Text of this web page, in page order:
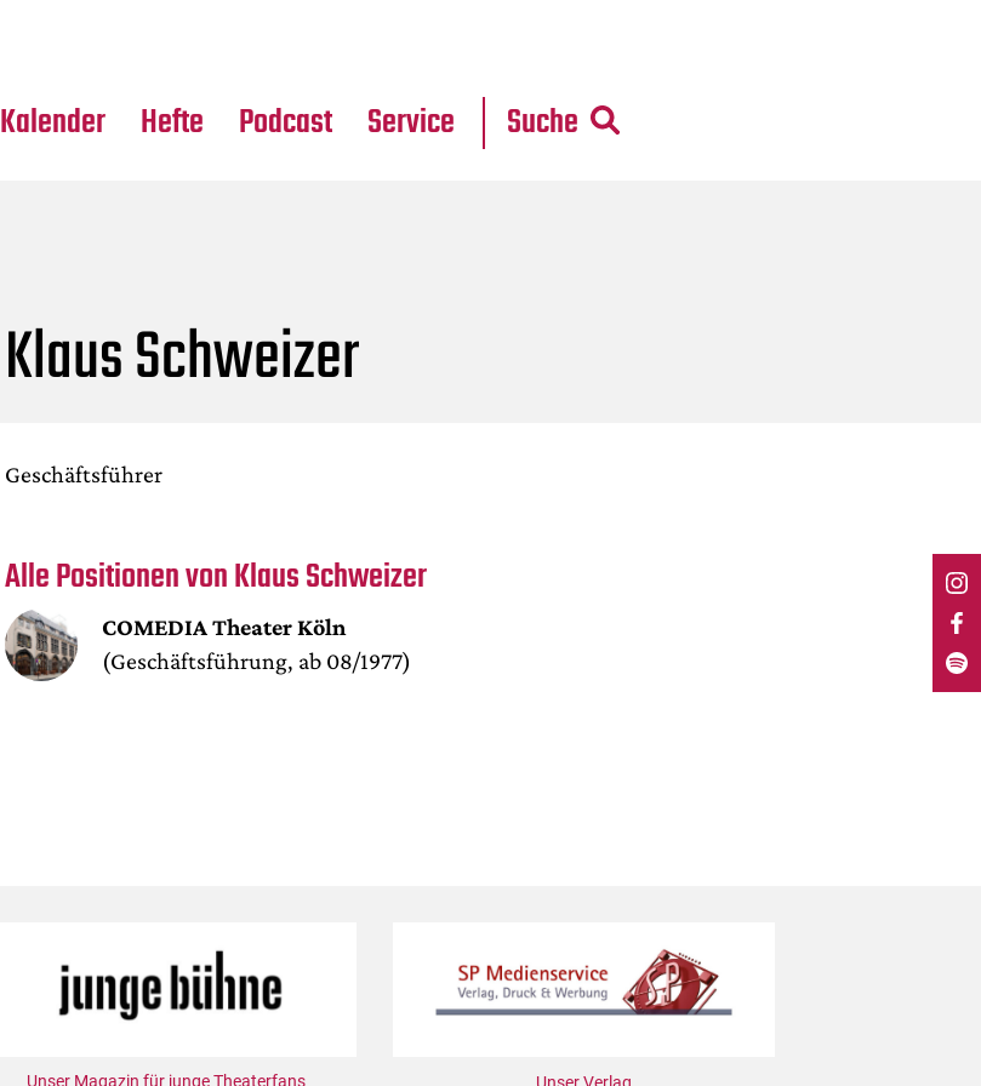
Kalender Hefte Podcast Service Suche
Klaus Schweizer
Geschäftsführer
Alle Positionen von Klaus Schweizer
COMEDIA Theater Köln
(Geschäftsführung, ab 08/1977)
Unser Magazin für junge Theaterfans